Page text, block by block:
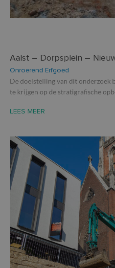
Aalst – Dorpsplein –
Onroerend Erfgoed
De doelstelling van dit onderzoek
te krijgen op de stratigrafische
LEES MEER